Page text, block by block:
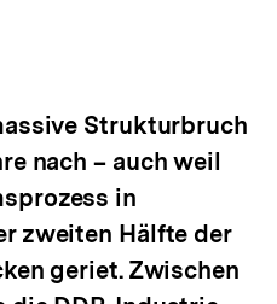
Strukturbruch
nach – auch weil
in
zweiten Hälfte der
geriet. Zwischen